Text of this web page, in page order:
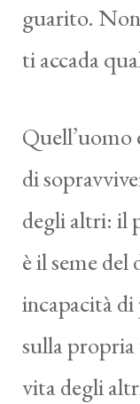
guarito.
ti accada
Quell’uomo
di
degli altri: il
è il seme del
incapacità di
sulla propria
vita degli